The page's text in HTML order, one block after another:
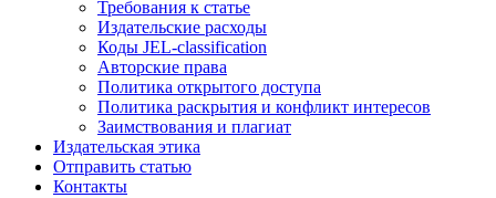
Требования к статье
Издательские расходы
Коды JEL-classification
Авторские права
Политика открытого доступа
Политика раскрытия и конфликт интересов
Заимствования и плагиат
Издательская этика
Отправить статью
Контакты